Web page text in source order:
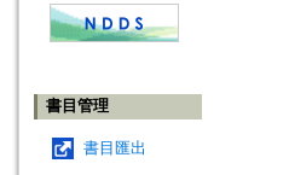
書目管理
書目匯出